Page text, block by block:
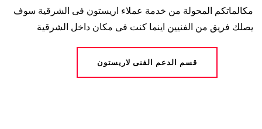
مكالماتكم المحولة من خدمة عملاء اريستون فى الشرقية سوف
يصلك فريق من الفنيين اينما كنت فى مكان داخل الشرقية
قسم الدعم الفنى لاريستون